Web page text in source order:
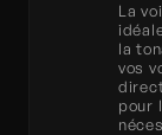
La
la
vos
pour